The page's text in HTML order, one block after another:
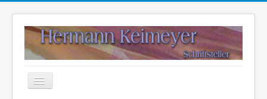
Navigation